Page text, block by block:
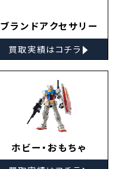
ブランドアクセサリー
買取実績はコチラ ▸
ホビー・おもちゃ